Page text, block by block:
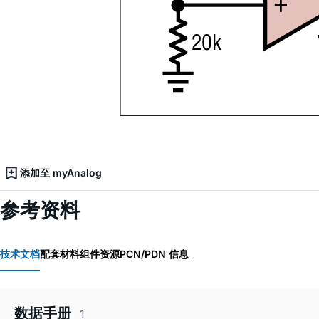
添加至 myAnalog
参考资料
技术文档配套材料组件资源PCN/PDN 信息
数据手册 1